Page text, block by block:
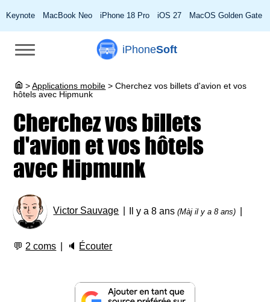
Keynote MacBook Neo iPhone 18 Pro iOS 27 MacOS Golden Gate
iPhoneSoft
> Applications mobile > Cherchez vos billets d'avion et vos
hôtels avec Hipmunk
Cherchez vos billets
d'avion et vos hôtels
avec Hipmunk
Victor Sauvage Il y a 8 ans(Màj il y a 8 ans)
💬 2 coms 🔈 Écouter